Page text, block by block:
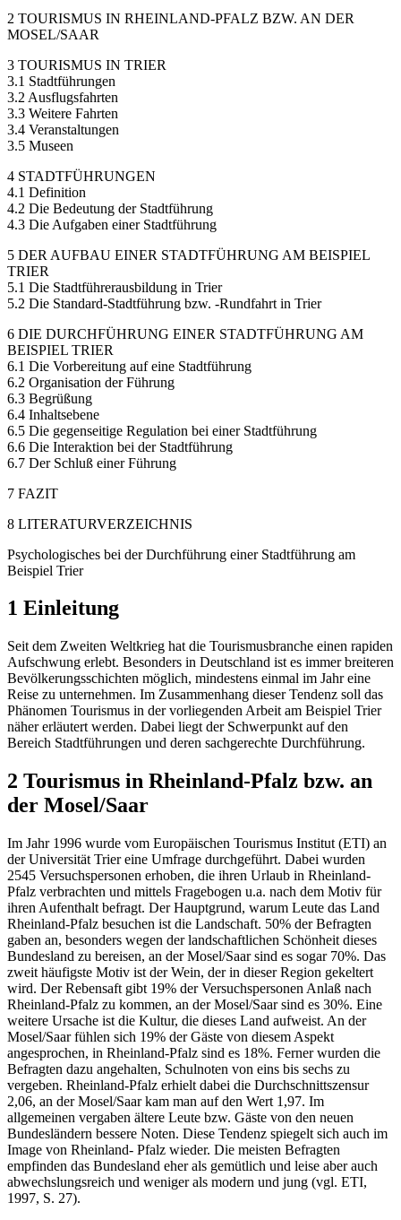
2 TOURISMUS IN RHEINLAND-PFALZ BZW. AN DER
MOSEL/SAAR
3 TOURISMUS IN TRIER
3.1 Stadtführungen
3.2 Ausflugsfahrten
3.3 Weitere Fahrten
3.4 Veranstaltungen
3.5 Museen
4 STADTFÜHRUNGEN
4.1 Definition
4.2 Die Bedeutung der Stadtführung
4.3 Die Aufgaben einer Stadtführung
5 DER AUFBAU EINER STADTFÜHRUNG AM BEISPIEL
TRIER
5.1 Die Stadtführerausbildung in Trier
5.2 Die Standard-Stadtführung bzw. -Rundfahrt in Trier
6 DIE DURCHFÜHRUNG EINER STADTFÜHRUNG AM
BEISPIEL TRIER
6.1 Die Vorbereitung auf eine Stadtführung
6.2 Organisation der Führung
6.3 Begrüßung
6.4 Inhaltsebene
6.5 Die gegenseitige Regulation bei einer Stadtführung
6.6 Die Interaktion bei der Stadtführung
6.7 Der Schluß einer Führung
7 FAZIT
8 LITERATURVERZEICHNIS
Psychologisches bei der Durchführung einer Stadtführung am
Beispiel Trier
1 Einleitung
Seit dem Zweiten Weltkrieg hat die Tourismusbranche einen rapiden
Aufschwung erlebt. Besonders in Deutschland ist es immer breiteren
Bevölkerungsschichten möglich, mindestens einmal im Jahr eine
Reise zu unternehmen. Im Zusammenhang dieser Tendenz soll das
Phänomen Tourismus in der vorliegenden Arbeit am Beispiel Trier
näher erläutert werden. Dabei liegt der Schwerpunkt auf den
Bereich Stadtführungen und deren sachgerechte Durchführung.
2 Tourismus in Rheinland-Pfalz bzw. an
der Mosel/Saar
Im Jahr 1996 wurde vom Europäischen Tourismus Institut (ETI) an
der Universität Trier eine Umfrage durchgeführt. Dabei wurden
2545 Versuchspersonen erhoben, die ihren Urlaub in Rheinland-
Pfalz verbrachten und mittels Fragebogen u.a. nach dem Motiv für
ihren Aufenthalt befragt. Der Hauptgrund, warum Leute das Land
Rheinland-Pfalz besuchen ist die Landschaft. 50% der Befragten
gaben an, besonders wegen der landschaftlichen Schönheit dieses
Bundesland zu bereisen, an der Mosel/Saar sind es sogar 70%. Das
zweit häufigste Motiv ist der Wein, der in dieser Region gekeltert
wird. Der Rebensaft gibt 19% der Versuchspersonen Anlaß nach
Rheinland-Pfalz zu kommen, an der Mosel/Saar sind es 30%. Eine
weitere Ursache ist die Kultur, die dieses Land aufweist. An der
Mosel/Saar fühlen sich 19% der Gäste von diesem Aspekt
angesprochen, in Rheinland-Pfalz sind es 18%. Ferner wurden die
Befragten dazu angehalten, Schulnoten von eins bis sechs zu
vergeben. Rheinland-Pfalz erhielt dabei die Durchschnittszensur
2,06, an der Mosel/Saar kam man auf den Wert 1,97. Im
allgemeinen vergaben ältere Leute bzw. Gäste von den neuen
Bundesländern bessere Noten. Diese Tendenz spiegelt sich auch im
Image von Rheinland- Pfalz wieder. Die meisten Befragten
empfinden das Bundesland eher als gemütlich und leise aber auch
abwechslungsreich und weniger als modern und jung (vgl. ETI,
1997, S. 27).